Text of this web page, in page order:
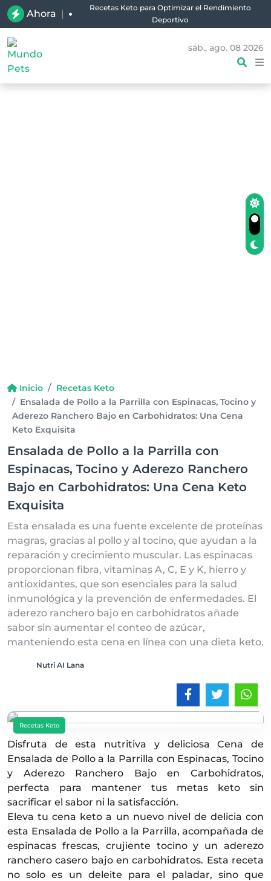
Ahora |
Recetas Keto para Optimizar el Rendimiento
Deportivo
sáb., ago. 08 2026
Inicio
Recetas Keto
Ensalada de Pollo a la Parrilla con Espinacas, Tocino y
Aderezo Ranchero Bajo en Carbohidratos: Una Cena
Keto Exquisita
Ensalada de Pollo a la Parrilla con
Espinacas, Tocino y Aderezo Ranchero
Bajo en Carbohidratos: Una Cena Keto
Exquisita
Esta ensalada es una fuente excelente de proteínas
magras, gracias al pollo y al tocino, que ayudan a la
reparación y crecimiento muscular. Las espinacas
proporcionan fibra, vitaminas A, C, E y K, hierro y
antioxidantes, que son esenciales para la salud
inmunológica y la prevención de enfermedades. El
aderezo ranchero bajo en carbohidratos añade
sabor sin aumentar el conteo de azúcar,
manteniendo esta cena en línea con una dieta keto.
Nutri AI Lana
Recetas Keto
Disfruta de esta nutritiva y deliciosa Cena de
Ensalada de Pollo a la Parrilla con Espinacas, Tocino
y Aderezo Ranchero Bajo en Carbohidratos,
perfecta para mantener tus metas keto sin
sacrificar el sabor ni la satisfacción.
Eleva tu cena keto a un nuevo nivel de delicia con
esta Ensalada de Pollo a la Parrilla, acompañada de
espinacas frescas, crujiente tocino y un aderezo
ranchero casero bajo en carbohidratos. Esta receta
no solo es un deleite para el paladar, sino que